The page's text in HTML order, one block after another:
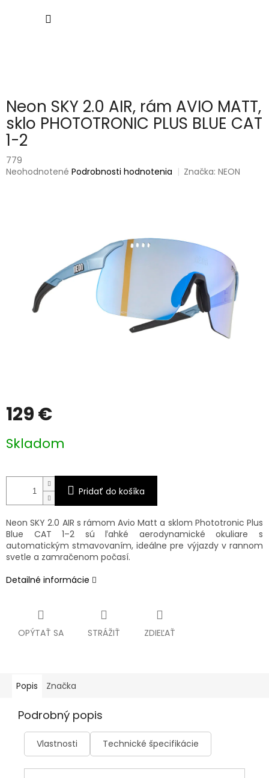
Neon SKY 2.0 AIR, rám AVIO MATT,
sklo PHOTOTRONIC PLUS BLUE CAT
1-2
779
Priemerné
Neohodnotené Podrobnosti hodnotenia Značka:NEON
129 €
cena:
Skladom
Pridať do košíka
Neon SKY 2.0 AIR s rámom Avio Matt a sklom Phototronic Plus
Blue CAT 1–2 sú ľahké aerodynamické okuliare s
automatickým stmavovaním, ideálne pre výjazdy v rannom
svetle a zamračenom počasí.
Detailné informácie
OPÝTAŤ SA STRÁŽIŤ ZDIEĽAŤ
Popis Značka
Podrobný popis
Vlastnosti Technické špecifikácie